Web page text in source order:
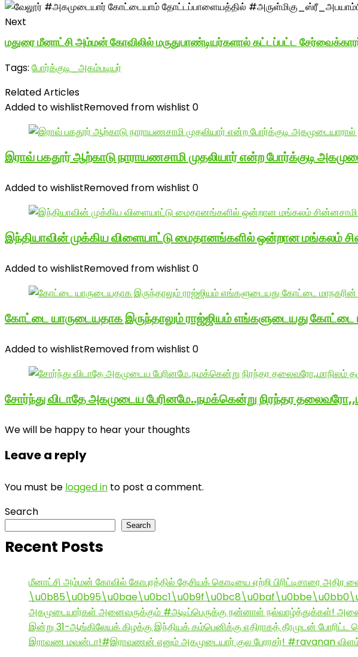
Next
மதுரை மீனாட்சி அம்மன் கோவிலில் மருதுபாண்டியர்களால் கட்டப்பட்ட
Tags: போர்க்குடி_அகம்படியர்
Related Articles
Added to wishlistRemoved from wishlist 0
இராவ் பகதூர் ஆற்காடு நாராயணசாமி முதலியார் என்ற போர்க்குடி
Added to wishlistRemoved from wishlist 0
இந்தியாவின் முக்கிய விளையாட்டு மைதானங்களில் ஒன்றான மங்கலம்
Added to wishlistRemoved from wishlist 0
கோட்டை யாருடையதாக இருந்தாலும் ராஜ்ஜியம் எங்களுடையது
Added to wishlistRemoved from wishlist 0
சோர்ந்து விடாதே அகமுடைய பேரினமே..நமக்கென்று நிரந்தர
We will be happy to hear your thoughts
Leave a reply
You must be logged in to post a comment.
Search
Search
Recent Posts
மீனாட்சி அம்மன் கோவில் கோபுரத்தில் தேசியக் கொடியை ஏற்றி பிரிட்டிசாரை அதிர
அகமுடையார்கள் அனைவருக்கும் #ஆடிப்பெருக்கு நன்னாள் நல்வாழ்த்துக்கள்!
இன்று 31-ஆங்கிலேயக் கிழக்கு இந்தியக் கம்பெனிக்கு எதிராகத் தீரமுடன்
இராவண மவன்டா!#இராவணன் எனும் அகமுடையார் குல பேரரசர்! #ravanan